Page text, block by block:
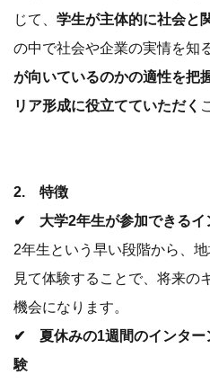
じて、 学生が主体的に社会と
の中で社会や企業の実情を知
が向いているのかの適性を把
リア形成に役立てていただく
2. 特徴
✔ 大学2年生が参加できるイ
2年生という早い段階から、
見て体験することで、将来の
機会になります。
✔ 夏休みの1週間のインター
験